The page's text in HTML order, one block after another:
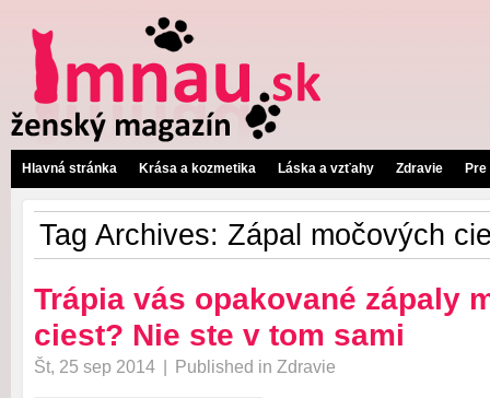
Hlavná stránka Krása a kozmetika Láska a vzťahy Zdravie
Tag Archives: Zápal močových
Trápia vás opakované zápaly
ciest? Nie ste v tom sami
Št, 25 sep 2014 | Published in Zdravie